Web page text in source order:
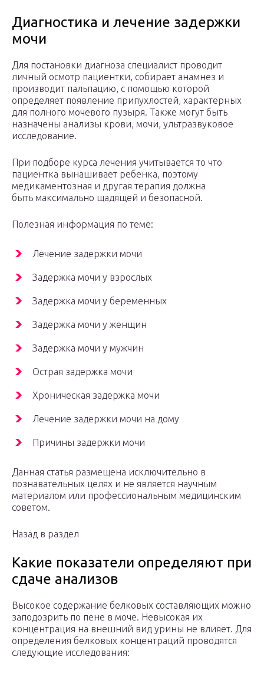
Диагностика и лечение задержки
мочи
Для постановки диагноза специалист проводит
личный осмотр пациентки, собирает анамнез и
производит пальпацию, с помощью которой
определяет появление припухлостей, характерных
для полного мочевого пузыря. Также могут быть
назначены анализы крови, мочи, ультразвуковое
исследование.
При подборе курса лечения учитывается то что
пациентка вынашивает ребенка, поэтому
медикаментозная и другая терапия должна
быть максимально щадящей и безопасной.
Полезная информация по теме:
Лечение задержки мочи
Задержка мочи у взрослых
Задержка мочи у беременных
Задержка мочи у женщин
Задержка мочи у мужчин
Острая задержка мочи
Хроническая задержка мочи
Лечение задержки мочи на дому
Причины задержки мочи
Данная статья размещена исключительно в
познавательных целях и не является научным
материалом или профессиональным медицинским
советом.
Назад в раздел
Какие показатели определяют при
сдаче анализов
Высокое содержание белковых составляющих можно
заподозрить по пене в моче. Невысокая их
концентрация на внешний вид урины не влияет. Для
определения белковых концентраций проводятся
следующие исследования: